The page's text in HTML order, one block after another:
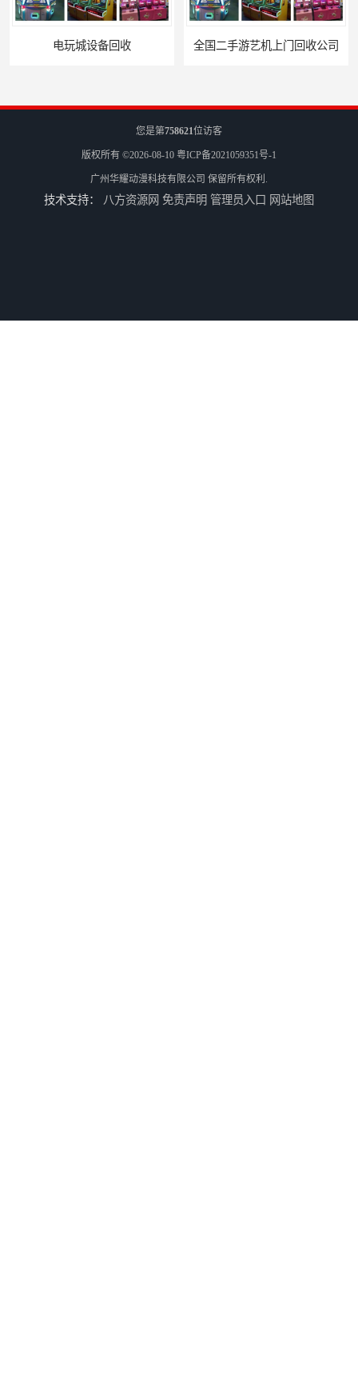
全国二手游艺机上门回收公司
您是第758621位访客
版权所有 ©2026-08-10 粤ICP备2021059351号-1
广州华耀动漫科技有限公司 保留所有权利.
技术支持： 八方资源网 免责声明 管理员入口 网站地图